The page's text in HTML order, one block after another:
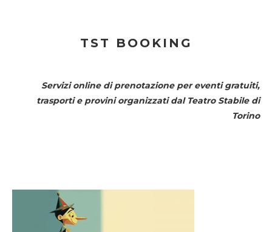
TST BOOKING
Servizi online di prenotazione per eventi gratuiti,
trasporti e provini organizzati dal Teatro Stabile di
Torino